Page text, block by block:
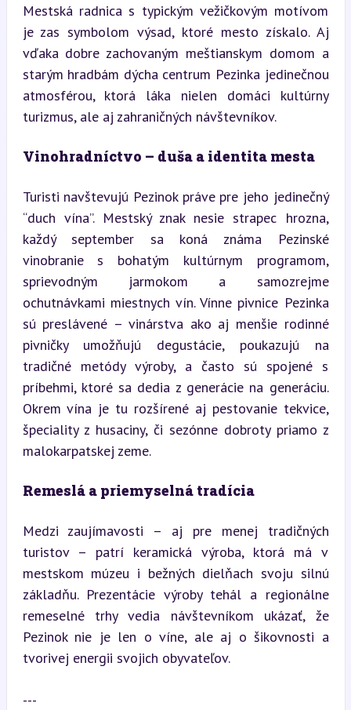
Mestská radnica s typickým vežičkovým motívom
je zas symbolom výsad, ktoré mesto získalo. Aj
vďaka dobre zachovaným meštianskym domom a
starým hradbám dýcha centrum Pezinka jedinečnou
atmosférou, ktorá láka nielen domáci kultúrny
turizmus, ale aj zahraničných návštevníkov.
Vinohradníctvo – duša a identita mesta
Turisti navštevujú Pezinok práve pre jeho jedinečný
“duch vína”. Mestský znak nesie strapec hrozna,
každý september sa koná známa Pezinské
vinobranie s bohatým kultúrnym programom,
sprievodným jarmokom a samozrejme
ochutnávkami miestnych vín. Vínne pivnice Pezinka
sú preslávené – vinárstva ako aj menšie rodinné
pivničky umožňujú degustácie, poukazujú na
tradičné metódy výroby, a často sú spojené s
príbehmi, ktoré sa dedia z generácie na generáciu.
Okrem vína je tu rozšírené aj pestovanie tekvice,
špeciality z husaciny, či sezónne dobroty priamo z
malokarpatskej zeme.
Remeslá a priemyselná tradícia
Medzi zaujímavosti – aj pre menej tradičných
turistov – patrí keramická výroba, ktorá má v
mestskom múzeu i bežných dielňach svoju silnú
základňu. Prezentácie výroby tehál a regionálne
remeselné trhy vedia návštevníkom ukázať, že
Pezinok nie je len o víne, ale aj o šikovnosti a
tvorivej energii svojich obyvateľov.
---